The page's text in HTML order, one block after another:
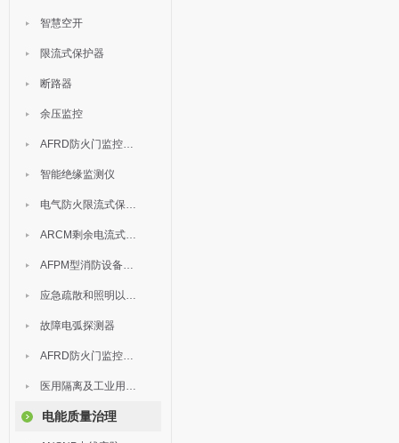
智慧空开
限流式保护器
断路器
余压监控
AFRD防火门监控模块
智能绝缘监测仪
电气防火限流式保护器
ARCM剩余电流式电气火灾监控装置
AFPM型消防设备电源监控系统
应急疏散和照明以及灯具
故障电弧探测器
AFRD防火门监控系统
医用隔离及工业用电绝缘检测
电能质量治理